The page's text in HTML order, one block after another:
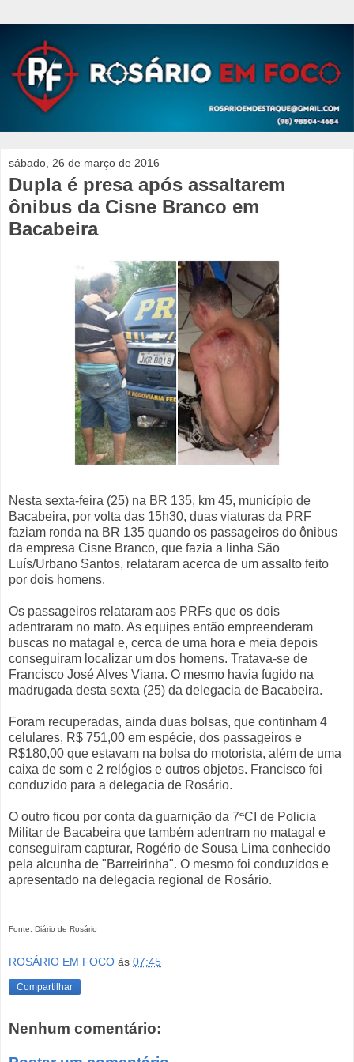
sábado, 26 de março de 2016
Dupla é presa após assaltarem
ônibus da Cisne Branco em
Bacabeira
Nesta sexta-feira (25) na BR 135, km 45, município de
Bacabeira, por volta das 15h30, duas viaturas da PRF
faziam ronda na BR 135 quando os passageiros do ônibus
da empresa Cisne Branco, que fazia a linha São
Luís/Urbano Santos, relataram acerca de um assalto feito
por dois homens.
Os passageiros relataram aos PRFs que os dois
adentraram no mato. As equipes então empreenderam
buscas no matagal e, cerca de uma hora e meia depois
conseguiram localizar um dos homens. Tratava-se de
Francisco José Alves Viana. O mesmo havia fugido na
madrugada desta sexta (25) da delegacia de Bacabeira.
Foram recuperadas, ainda duas bolsas, que continham 4
celulares, R$ 751,00 em espécie, dos passageiros e
R$180,00 que estavam na bolsa do motorista, além de uma
caixa de som e 2 relógios e outros objetos. Francisco foi
conduzido para a delegacia de Rosário.
O outro ficou por conta da guarnição da 7ªCI de Policia
Militar de Bacabeira que também adentram no matagal e
conseguiram capturar, Rogério de Sousa Lima conhecido
pela alcunha de "Barreirinha". O mesmo foi conduzidos e
apresentado na delegacia regional de Rosário.
Fonte: Diário de Rosário
ROSÁRIO EM FOCO às 07:45
Compartilhar
Nenhum comentário: